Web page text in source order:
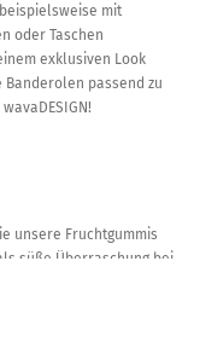
mit
oder Taschen
exklusiven Look
passend zu
unsere Fruchtgummis
süße Überraschung bei